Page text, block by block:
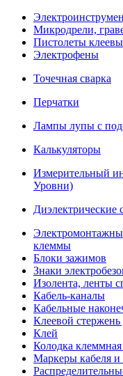
Микродрели,
Пистолеты
Электрофены
Точечная сварка
Перчатки
Лампы лупы с
Калькуляторы
Измерительный
Уровни)
Диэлектрические
клеммы
Блоки зажимов
Знаки
Изолента, ленты
Кабель-каналы
Кабельные
Клеевой стержень
Клей
Колодка
Маркеры кабеля и